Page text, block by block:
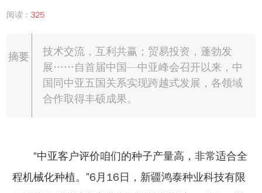
阅读 : 325
摘要
技术交流，互利共赢；贸易投资，蓬勃发
展……自首届中国—中亚峰会召开以来，中
国同中亚五国关系实现跨越式发展，各领域
合作取得丰硕成果。
“中亚客户评价咱们的种子产量高，非常适合全
程机械化种植。”6月16日，新疆鸿泰种业科技有限